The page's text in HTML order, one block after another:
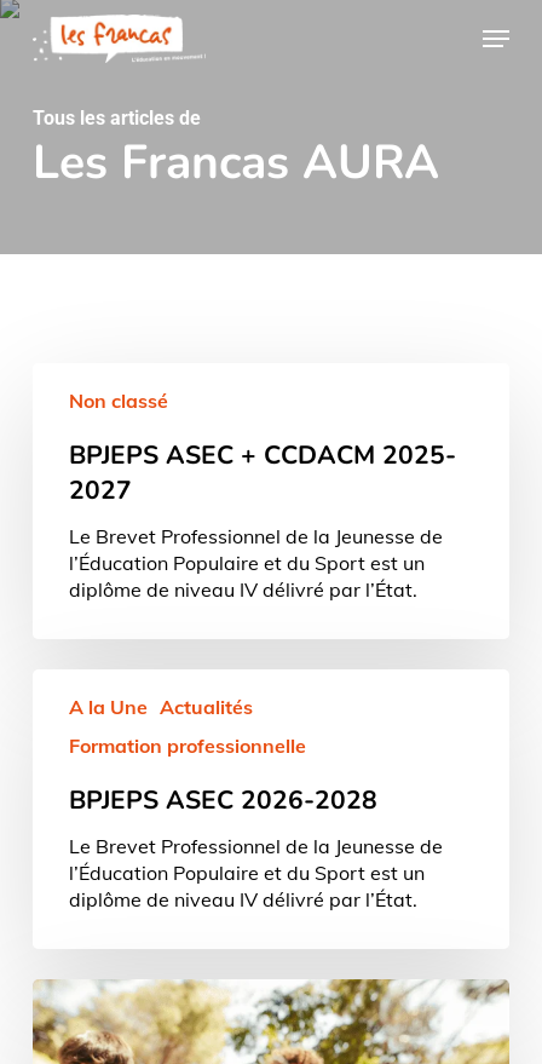
Panneau de gestion des cookies
Skip
main
Menu
Tous les articles de
Les Francas AURA
ASEC
CCDACM
2025-
Non classé
BPJEPS ASEC + CCDACM 2025-
2027
Le Brevet Professionnel de la Jeunesse de
l’Éducation Populaire et du Sport est un
diplôme de niveau IV délivré par l’État.
ASEC
2026-
2028
A la Une Actualités
Formation professionnelle
BPJEPS ASEC 2026-2028
Le Brevet Professionnel de la Jeunesse de
l’Éducation Populaire et du Sport est un
diplôme de niveau IV délivré par l’État.
BPJEPS
ASEC
+